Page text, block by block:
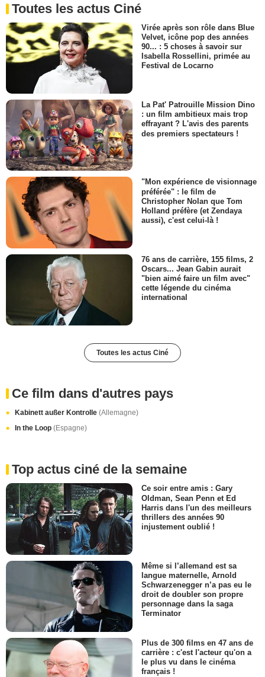
Toutes les actus Ciné
Virée après son rôle dans Blue
Velvet, icône pop des années
90... : 5 choses à savoir sur
Isabella Rossellini, primée au
Festival de Locarno
La Pat' Patrouille Mission Dino
: un film ambitieux mais trop
effrayant ? L'avis des parents
des premiers spectateurs !
"Mon expérience de visionnage
préférée" : le film de
Christopher Nolan que Tom
Holland préfère (et Zendaya
aussi), c'est celui-là !
76 ans de carrière, 155 films, 2
Oscars... Jean Gabin aurait
"bien aimé faire un film avec"
cette légende du cinéma
international
Toutes les actus Ciné
Ce film dans d'autres pays
Kabinett außer Kontrolle (Allemagne)
In the Loop (Espagne)
Top actus ciné de la semaine
Ce soir entre amis : Gary
Oldman, Sean Penn et Ed
Harris dans l'un des meilleurs
thrillers des années 90
injustement oublié !
Même si l’allemand est sa
langue maternelle, Arnold
Schwarzenegger n’a pas eu le
droit de doubler son propre
personnage dans la saga
Terminator
Plus de 300 films en 47 ans de
carrière : c'est l'acteur qu'on a
le plus vu dans le cinéma
français !